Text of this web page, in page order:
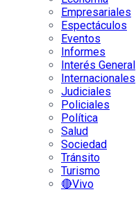
Empresariales
Espectáculos
Eventos
Informes
Interés General
Internacionales
Judiciales
Policiales
Política
Salud
Sociedad
Tránsito
Turismo
🔴Vivo